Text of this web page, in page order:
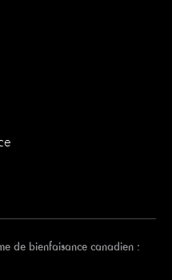
de bienfaisance canadien :